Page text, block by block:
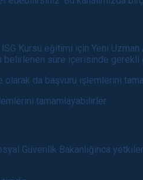
İSG Kursu eğitimi için Yeni
belirlenen süre içerisinde
olarak da başvuru işlemlerini
tamamlayabilirler.
Güvenlik Bakanlığınca